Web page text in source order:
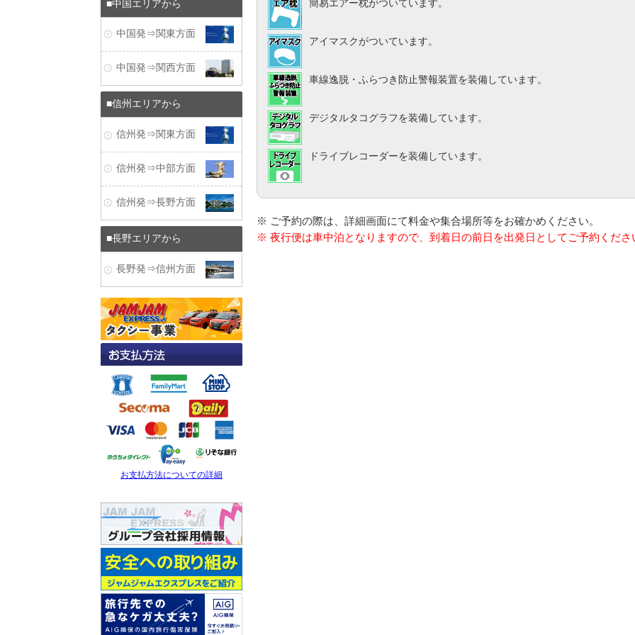
簡易エアー枕がついています。
アイマスクがついています。
車線逸脱・ふらつき防止警報装置を装備しています。
デジタルタコグラフを装備しています。
ドライブレコーダーを装備しています。
※ ご予約の際は、詳細画面にて料金や集合場所等をお確かめください。
※ 夜行便は車中泊となりますので、到着日の前日を出発日としてご予約くださ
中国エリアから
中国発⇒関東方面
中国発⇒関西方面
信州エリアから
信州発⇒関東方面
信州発⇒中部方面
信州発⇒長野方面
長野エリアから
長野発⇒信州方面
お支払方法についての詳細